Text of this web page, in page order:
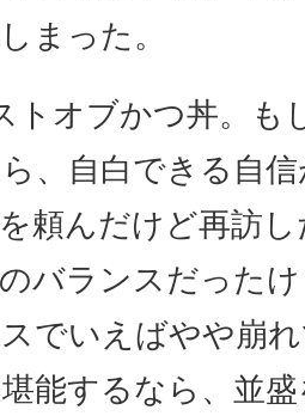
まった。
トオブかつ丼。も
、自白できる自
頼んだけど再訪
バランスだった
でいえばやや崩
能するなら、並